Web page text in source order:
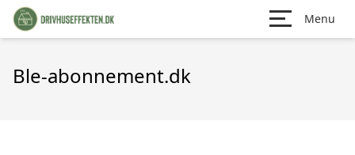
Menu
Ble-abonnement.dk